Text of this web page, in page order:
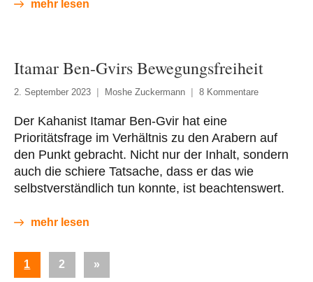
mehr lesen
Itamar Ben-Gvirs Bewegungsfreiheit
2. September 2023 Moshe Zuckermann 8 Kommentare
Der Kahanist Itamar Ben-Gvir hat eine
Prioritätsfrage im Verhältnis zu den Arabern auf
den Punkt gebracht. Nicht nur der Inhalt, sondern
auch die schiere Tatsache, dass er das wie
selbstverständlich tun konnte, ist beachtenswert.
mehr lesen
Seitennummerierung
1 2
Nächste
»